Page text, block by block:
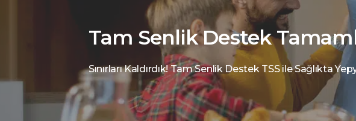
Tam Senlik Destek
Sınırları Kaldırdık! Tam Senlik Destek TSS ile Sağlıkta